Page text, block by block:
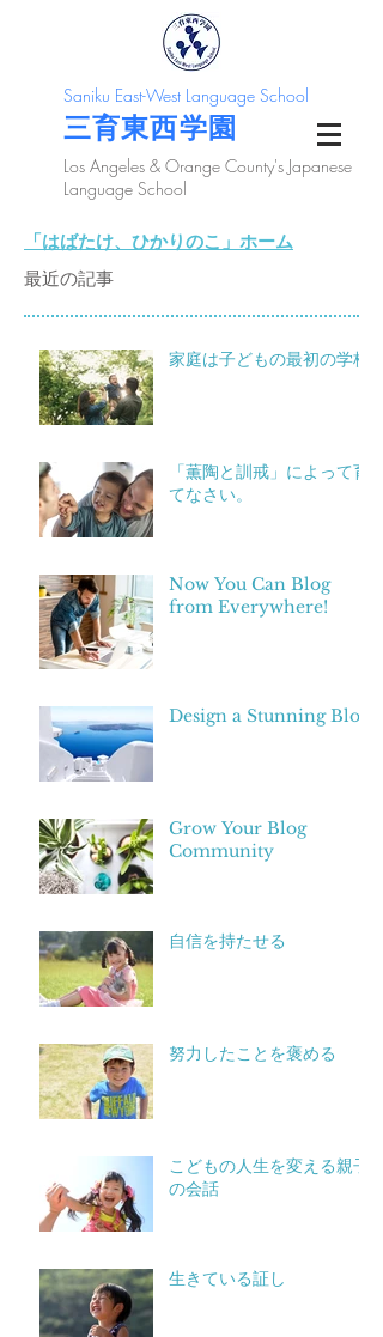
三育東西学園
Los Angeles & Orange County's Japanese
Language School
Saniku East-West Language School
「はばたけ、ひかりのこ」ホーム
最近の記事
家庭は子どもの最初の学校
「薫陶と訓戒」によって育
てなさい。
Now You Can Blog
from Everywhere!
Design a Stunning Blog
Grow Your Blog
Community
自信を持たせる
努力したことを褒める
こどもの人生を変える親子
の会話
生きている証し